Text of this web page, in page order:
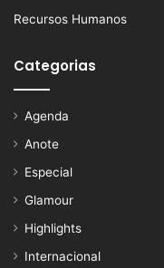
Recursos Humanos
Categorias
Agenda
Anote
Especial
Glamour
Highlights
Internacional